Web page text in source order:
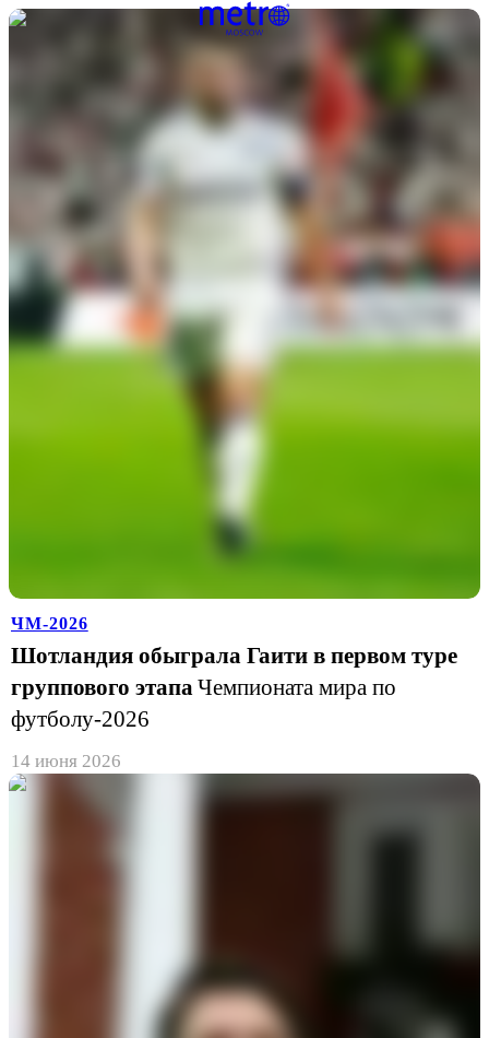
ЧМ-2026
Шотландия обыграла Гаити в первом туре
группового этапа Чемпионата мира по
футболу-2026
14 июня 2026